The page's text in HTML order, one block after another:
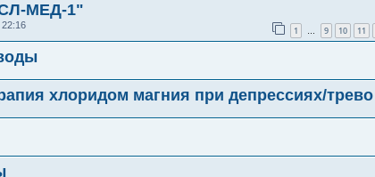
МЕД-1"
22:16 1 … 9 10 11
хлоридом магния при депрессиях/трево